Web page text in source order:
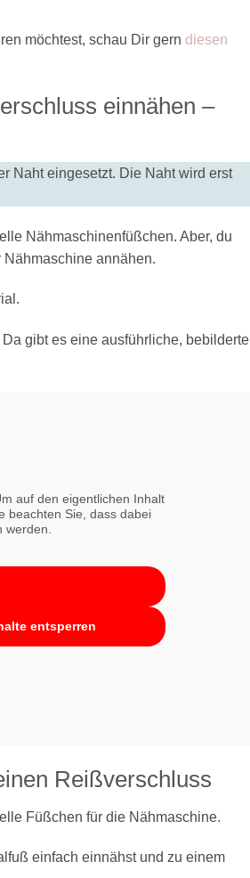
möchtest, schau Dir gern diesen
einnähen –
Naht eingesetzt. Die Naht wird erst
Nähmaschinenfüßchen. Aber, du
annähen.
gibt es eine ausführliche, bebilderte
auf den eigentlichen Inhalt
beachten Sie, dass dabei
entsperren
Reißverschluss
Füßchen für die Nähmaschine.
einfach einnähst und zu einem